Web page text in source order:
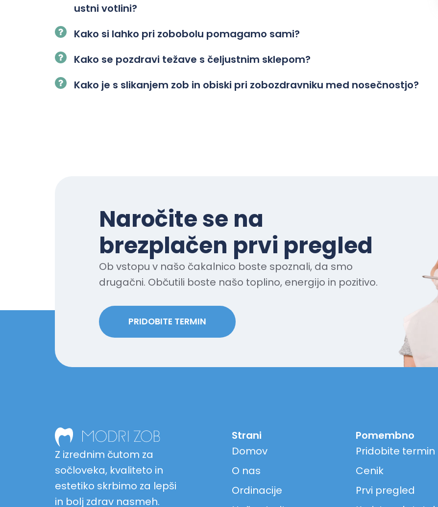
ustni votlini?
Kako si lahko pri zobobolu pomagamo sami?
Kako se pozdravi težave s čeljustnim sklepom?
Kako je s slikanjem zob in obiski pri zobozdravniku med nosečnostjo?
Naročite se na
brezplačen prvi pregled
Ob vstopu v našo čakalnico boste spoznali, da smo
drugačni. Občutili boste našo toplino, energijo in pozitivo.
PRIDOBITE TERMIN
Z izrednim čutom za
sočloveka, kvaliteto in
estetiko skrbimo za lepši
in bolj zdrav nasmeh.
Strani
Domov
O nas
Ordinacije
Pomembno
Pridobite termin
Cenik
Prvi pregled